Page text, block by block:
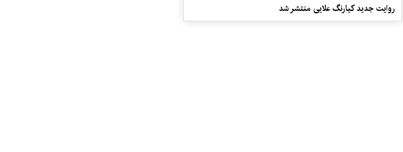
روایت جدید کیارنگ علایی منتشر شد